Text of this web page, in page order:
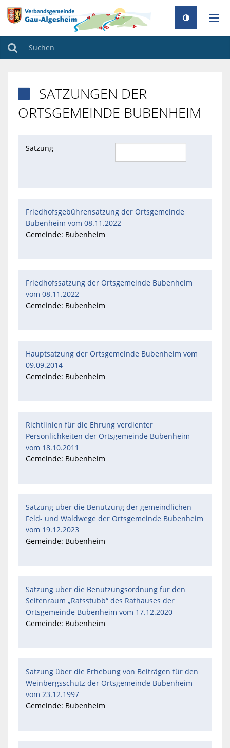
AKTUELLES
GEMEINDEN
TOURISMUS
SATZUNGEN DER
ORTSGEMEINDE BUBENHEIM
Satzung
Friedhofsgebührensatzung der Ortsgemeinde
Bubenheim vom 08.11.2022
Gemeinde: Bubenheim
Friedhofssatzung der Ortsgemeinde Bubenheim
vom 08.11.2022
Gemeinde: Bubenheim
Hauptsatzung der Ortsgemeinde Bubenheim vom
09.09.2014
Gemeinde: Bubenheim
Richtlinien für die Ehrung verdienter
Persönlichkeiten der Ortsgemeinde Bubenheim
vom 18.10.2011
Gemeinde: Bubenheim
Satzung über die Benutzung der gemeindlichen
Feld- und Waldwege der Ortsgemeinde Bubenheim
vom 19.12.2023
Gemeinde: Bubenheim
Satzung über die Benutzungsordnung für den
Seitenraum „Ratsstubb“ des Rathauses der
Ortsgemeinde Bubenheim vom 17.12.2020
Gemeinde: Bubenheim
Satzung über die Erhebung von Beiträgen für den
Weinbergsschutz der Ortsgemeinde Bubenheim
vom 23.12.1997
Gemeinde: Bubenheim